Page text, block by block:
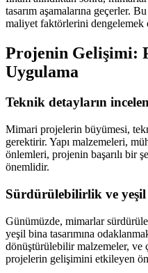
tasarım aşamalarına geçerler.
maliyet faktörlerini dengelemek
Projenin Gelişimi:
Uygulama
Teknik detayların
Mimari projelerin büyümesi,
gerektirir. Yapı malzemeleri,
önlemleri, projenin başarılı bir
önemlidir.
Sürdürülebilirlik ve yeşil
Günümüzde, mimarlar
yeşil bina tasarımına
dönüştürülebilir malzemeler, ve
projelerin gelişimini etkileyen